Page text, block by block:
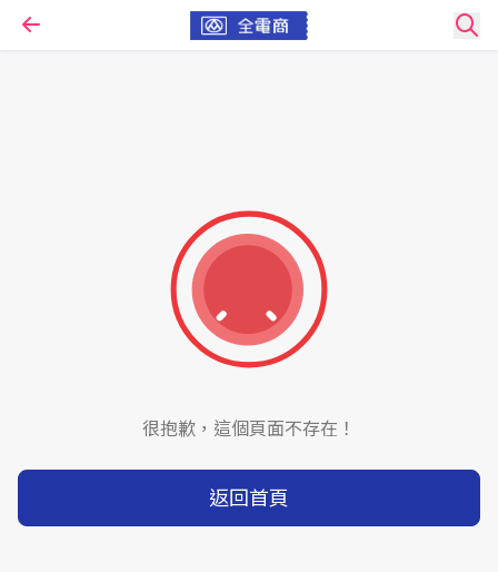
很抱歉，這個頁面不存在！
返回首頁